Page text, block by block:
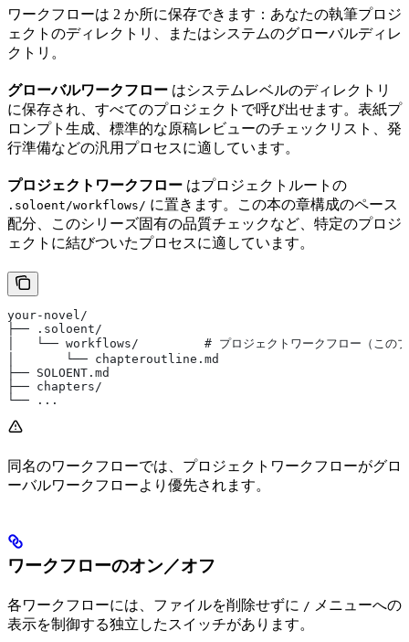
ワークフローは 2 か所に保存できます：あなたの執筆プロジ
ェクトのディレクトリ、またはシステムのグローバルディレ
クトリ。
グローバルワークフロー はシステムレベルのディレクトリ
に保存され、すべてのプロジェクトで呼び出せます。表紙プ
ロンプト生成、標準的な原稿レビューのチェックリスト、発
行準備などの汎用プロセスに適しています。
プロジェクトワークフロー はプロジェクトルートの
.soloent/workflows/ に置きます。この本の章構成のペース
配分、このシリーズ固有の品質チェックなど、特定のプロジ
ェクトに結びついたプロセスに適しています。
your-novel/
├── .soloent/
│   └── workflows/         # プロジェクトワークフロー（このプ
│       └── chapteroutline.md
├── SOLOENT.md
├── chapters/
└── ...
同名のワークフローでは、プロジェクトワークフローがグロ
ーバルワークフローより優先されます。
ワークフローのオン／オフ
各ワークフローには、ファイルを削除せずに / メニューへの
表示を制御する独立したスイッチがあります。